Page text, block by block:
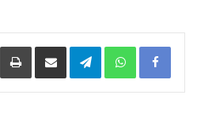
Facebook
WhatsApp
Telegramمشاركة عبر البريد